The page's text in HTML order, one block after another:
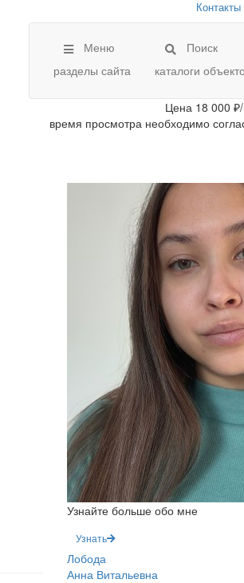
Контакты
Меню
разделы сайта
Поиск
каталоги
Цена 18 000
время просмотра необходимо
Узнайте больше обо мне
Узнать
Лобода
Анна Витальевна